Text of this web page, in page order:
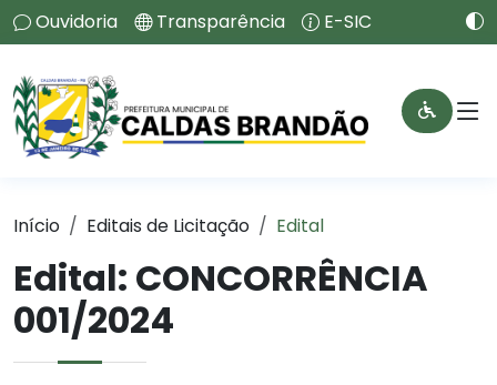
Ouvidoria Transparência E-SIC
Início Editais de Licitação Edital
Edital: CONCORRÊNCIA
001/2024